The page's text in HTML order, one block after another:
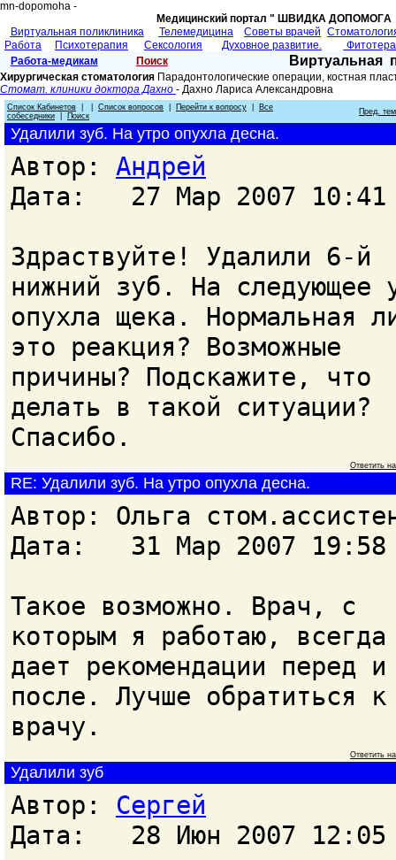
mn-dopomoha -
Медицинский портал " ШВИДКА
Виртуальная поликлиника
Телемедицина Советы врачей
Работа
Психотерапия Сексология Духовное развитие.
Работа-медикам
Поиск Виртуальная
Хирургическая стоматология Парадонтологические операции, костная
Стомат. клиники доктора Дахно - Дахно Лариса Александровна
Список Кабинетов Список вопросов Перейти к вопросу
Все
собеседники
Поиск Пред.
Удалили зуб. На утро опухла десна.
Автор: Андрей
Дата: 27 Мар 2007 10:41
Здраствуйте! Удалили 6-й
нижний зуб. На следующее
опухла щека. Нормальная
это реакция? Возможные
причины? Подскажите, что
делать в такой ситуации?
Спасибо.
Ответить
RE: Удалили зуб. На утро опухла десна.
Автор: Ольга
Дата: 31 Мар 2007 19:58
Такое возможно. Врач, с
которым я работаю, всегда
дает рекомендации перед и
после. Лучше обратиться к
врачу.
Ответить
Удалили зуб
Автор: Сергей
Дата: 28 Июн 2007 12:05